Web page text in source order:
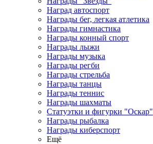
Наград автоспорт
Награды бег, легкая атлетика
Награды гимнастика
Награды конный спорт
Награды лыжи
Награды музыка
Награды регби
Награды стрельба
Награды танцы
Награды теннис
Награды шахматы
Статуэтки и фигурки "Оскар"
Награды рыбалка
Награды киберспорт
Ещё